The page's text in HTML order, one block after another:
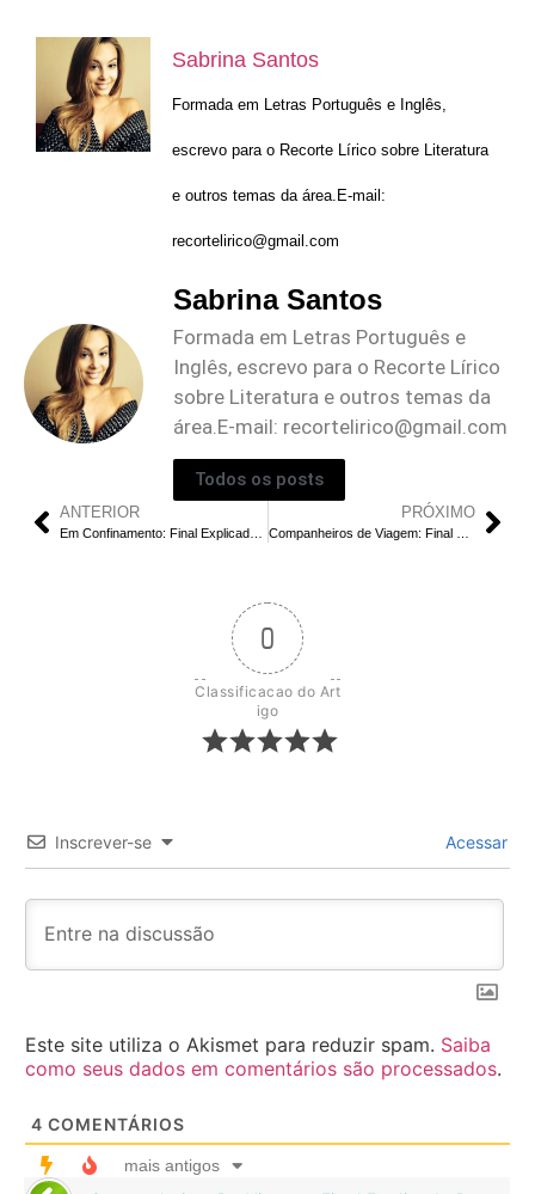
Sabrina Santos
Formada em Letras Português e Inglês,
escrevo para o Recorte Lírico sobre Literatura
e outros temas da área.E-mail:
recortelirico@gmail.com
Sabrina Santos
Formada em Letras Português e
Inglês, escrevo para o Recorte Lírico
sobre Literatura e outros temas da
área.E-mail: recortelirico@gmail.com
Todos os posts
ANTERIOR PRÓXIMO
0
Classificacao do Art
igo
Inscrever-se Acessar
Este site utiliza o Akismet para reduzir spam. Saiba
como seus dados em comentários são processados.
4 COMENTÁRIOS
mais antigos